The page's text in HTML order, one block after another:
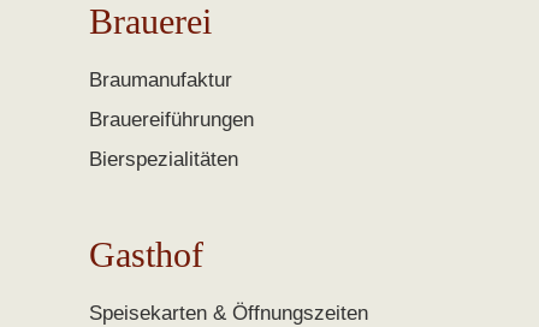
Brauerei
Braumanufaktur
Brauereiführungen
Bierspezialitäten
Gasthof
Speisekarten & Öffnungszeiten